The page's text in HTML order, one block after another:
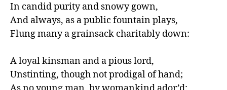
In candid purity and snowy gown,
And always, as a public fountain plays,
Flung many a grainsack charitably down:
A loyal kinsman and a pious lord,
Unstinting, though not prodigal of hand;